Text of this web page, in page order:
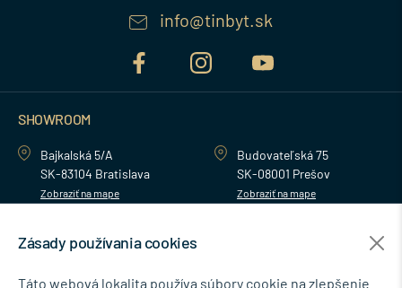
info@tinbyt.sk
SHOWROOM
Bajkalská 5/A
SK-83104 Bratislava
Zobraziť na mape
Budovateľská 75
SK-08001 Prešov
Zobraziť na mape
Zásady používania cookies
Táto webová lokalita používa súbory cookie na zlepšenie